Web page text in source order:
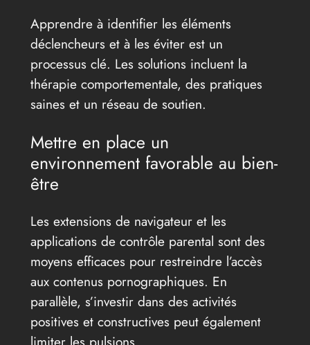
Apprendre à identifier les éléments
déclencheurs et à les éviter est un
processus clé. Les solutions incluent la
thérapie comportementale, des pratiques
saines et un réseau de soutien.
Mettre en place un
environnement favorable au bien-
être
Les extensions de navigateur et les
applications de contrôle parental sont des
moyens efficaces pour restreindre l’accès
aux contenus pornographiques. En
parallèle, s’investir dans des activités
positives et constructives peut également